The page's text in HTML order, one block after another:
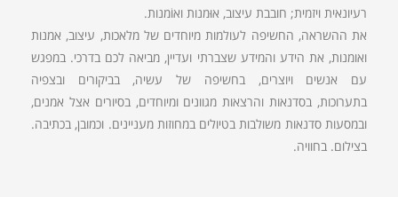
רעיונאית ויזמית; חובבת עיצוב, אוּמנות ואוֹמנות.
את ההשראה, החשיפה לעולמות מיוחדים של מלאכות, עיצוב, אמנות
ואומנות, את הידע והמידע שצברתי ועדיין, מביאה לכם בדרכי. במפגש
עם אנשים ויוצרים, בחשיפה של עשיה, בביקורים ובצפיה
בתערוכות, בסדנאות והרצאות מגוונים ומיוחדים, בסיורים אצל אמנים,
ובמסעות סדנאות משולבות בטיולים במחוזות מעניינים. וכמובן, בכתיבה.
בצילום. בחוויה.